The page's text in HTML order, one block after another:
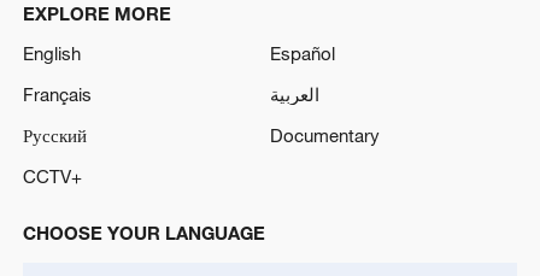
EXPLORE MORE
English
Español
Français
العربية
Русский
Documentary
CCTV+
CHOOSE YOUR LANGUAGE